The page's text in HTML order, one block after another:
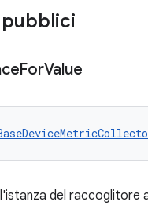
ForValue
del raccoglitore